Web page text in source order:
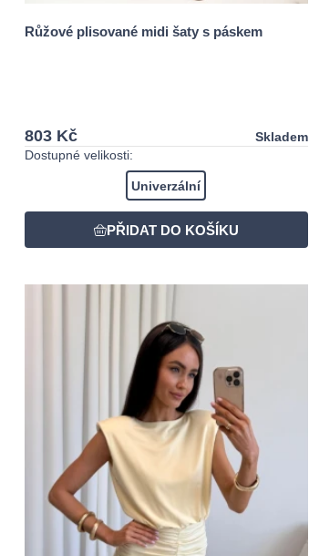
Růžové plisované midi šaty s páskem
803 Kč
Skladem
Dostupné velikosti:
Univerzální